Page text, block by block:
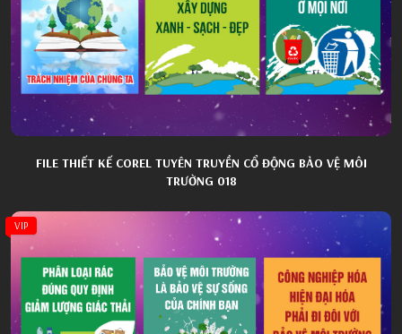
FILE THIẾT KẾ COREL TUYÊN TRUYỀN CỔ ĐỘNG BẢO VỆ MÔI
TRƯỜNG 018
VIP